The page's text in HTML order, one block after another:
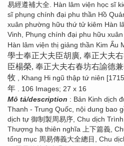
易經遵補大全. Hàn lâm viện học sĩ
sĩ phụng chính đại phu thần Hồ
xuân phường hữu thứ tử kiêm Hàn
Vinh, Phụng chính đại phu hữu
Hàn lâm viện thị giảng thần Kim Ấu
學士奉正大夫臣胡廣, 奉正大夫
臣楊榮, 奉正大夫右春坊右諭德
牧 , Khang Hi ngũ thập tứ niên
年 . 106 Images; 27 x 16
Mô tả/description : Bản Kinh dịch
Thanh - Trung Quốc, nội dung bao
dịch tự 御制製周易序, Chu dịch
Thượng hạ thiên nghĩa 上下篇義,
tổng mục 周易傳義大全總目, Chu